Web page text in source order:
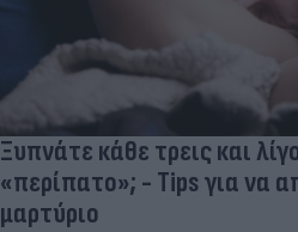
Ξυπνάτε κάθε τρεις και
«περίπατο»; - Tips για να
μαρτύριο